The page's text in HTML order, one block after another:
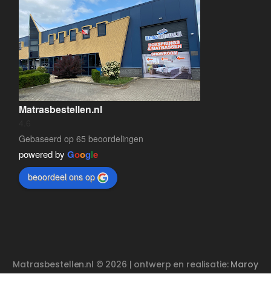
Matrasbestellen.nl
Gebaseerd op 65 beoordelingen
powered by Google
beoordeel ons op
Matrasbestellen.nl © 2026 | ontwerp en realisatie: Maroy
MediaEnschede